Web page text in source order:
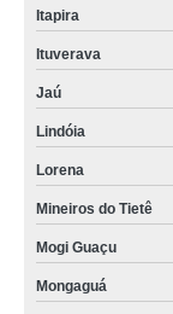
Itapira
Ituverava
Jaú
Lindóia
Lorena
Mineiros do Tietê
Mogi Guaçu
Mongaguá